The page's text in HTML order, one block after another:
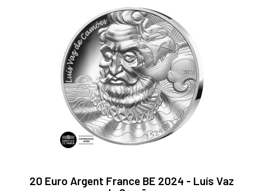
20 Euro Argent France BE 2024 - Luís Vaz